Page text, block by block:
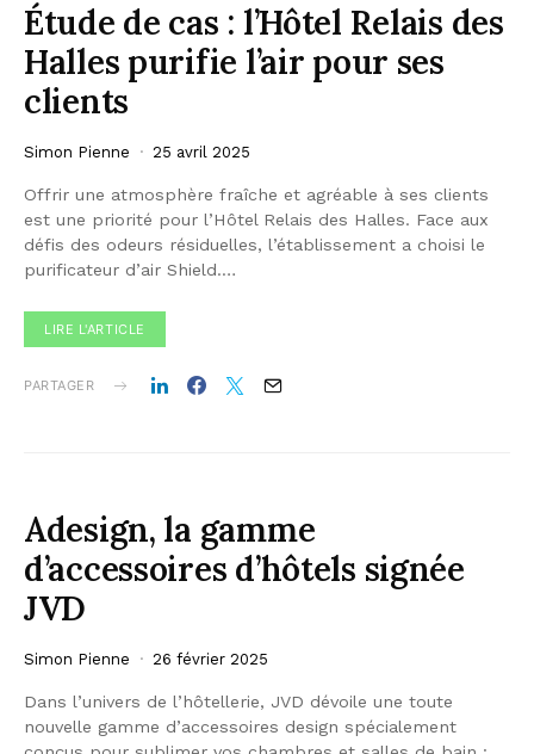
Étude de cas : l’Hôtel Relais des
Halles purifie l’air pour ses
clients
Simon Pienne 25 avril 2025
Offrir une atmosphère fraîche et agréable à ses clients
est une priorité pour l’Hôtel Relais des Halles. Face aux
défis des odeurs résiduelles, l’établissement a choisi le
purificateur d’air Shield.…
LIRE L'ARTICLE
PARTAGER
Adesign, la gamme
d’accessoires d’hôtels signée
JVD
Simon Pienne 26 février 2025
Dans l’univers de l’hôtellerie, JVD dévoile une toute
nouvelle gamme d’accessoires design spécialement